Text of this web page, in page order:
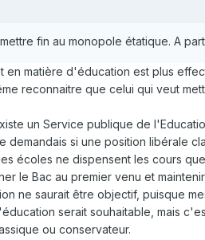
fin au monopole étatique. A
en matière d'éducation est plus
reconnaitre que celui qui veut
un Service publique de
demandais si une position libérale
écoles ne dispensent les cours
le Bac au premier venu et
ne saurait être objectif, puisque
serait souhaitable, mais
ou conservateur.